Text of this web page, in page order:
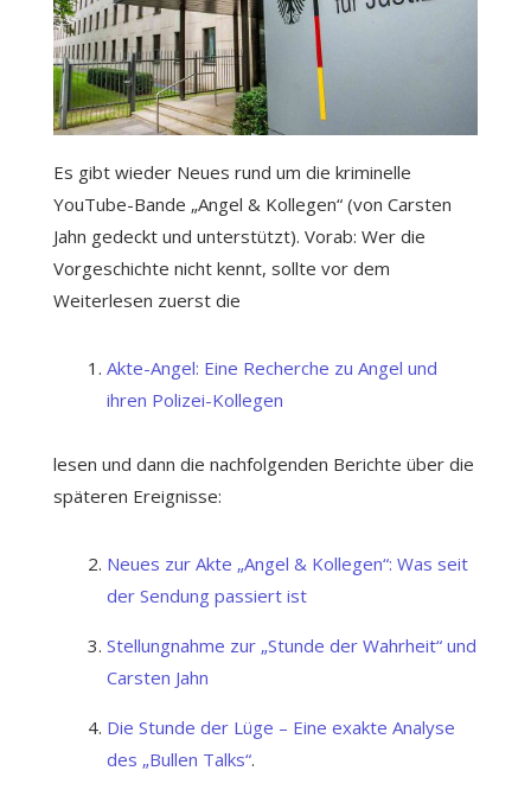
Es gibt wieder Neues rund um die kriminelle
YouTube-Bande „Angel & Kollegen“ (von Carsten
Jahn gedeckt und unterstützt). Vorab: Wer die
Vorgeschichte nicht kennt, sollte vor dem
Weiterlesen zuerst die
Akte-Angel: Eine Recherche zu Angel und
ihren Polizei-Kollegen
lesen und dann die nachfolgenden Berichte über die
späteren Ereignisse:
Neues zur Akte „Angel & Kollegen“: Was seit
der Sendung passiert ist
Stellungnahme zur „Stunde der Wahrheit“ und
Carsten Jahn
Die Stunde der Lüge – Eine exakte Analyse
des „Bullen Talks“.